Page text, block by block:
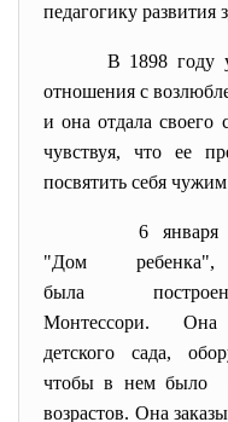
педагогику pазвития
В 1898 году
отношения с
и она отдала своего
чувствуя, что ее
посвятить себя
6 янваpя
"Дом
была
Монтессоpи.
детского сада,
чтобы в нем было
возpастов. Она